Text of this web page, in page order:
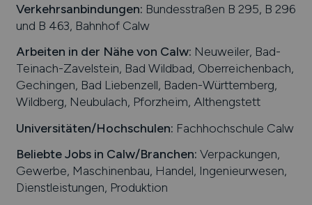
Verkehrsanbindungen: Bundesstraßen B 295, B 296
und B 463, Bahnhof Calw
Arbeiten in der Nähe von Calw: Neuweiler, Bad-
Teinach-Zavelstein, Bad Wildbad, Oberreichenbach,
Gechingen, Bad Liebenzell, Baden-Württemberg,
Wildberg, Neubulach, Pforzheim, Althengstett
Universitäten/Hochschulen: Fachhochschule Calw
Beliebte Jobs in Calw/Branchen: Verpackungen,
Gewerbe, Maschinenbau, Handel, Ingenieurwesen,
Dienstleistungen, Produktion